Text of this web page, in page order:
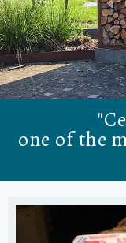
one of the